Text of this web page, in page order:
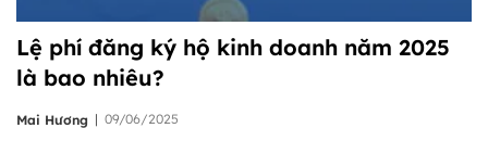
Lệ phí đăng ký hộ kinh doanh năm 2025
là bao nhiêu?
Mai Hương | 09/06/2025